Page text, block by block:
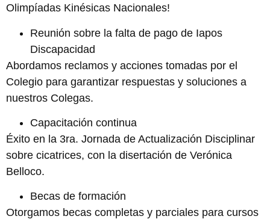
Olimpíadas Kinésicas Nacionales!
Reunión sobre la falta de pago de Iapos
Discapacidad
Abordamos reclamos y acciones tomadas por el
Colegio para garantizar respuestas y soluciones a
nuestros Colegas.
Capacitación continua
Éxito en la 3ra. Jornada de Actualización Disciplinar
sobre cicatrices, con la disertación de Verónica
Belloco.
Becas de formación
Otorgamos becas completas y parciales para cursos